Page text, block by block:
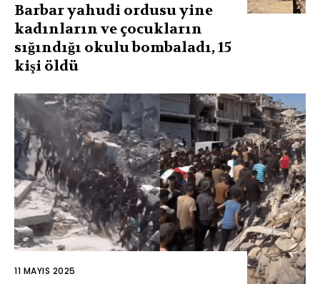
Barbar yahudi ordusu yine
kadınların ve çocukların
sığındığı okulu bombaladı, 15
kişi öldü
11 MAYIS 2025